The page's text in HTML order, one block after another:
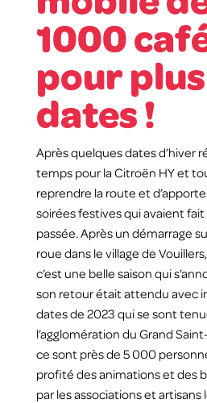
1000
pour
dates !
Après quelques dates d’hiver
temps pour la Citroën HY et
reprendre la route et
soirées festives qui avaient fait
passée. Après un démarrage
roue dans le village de
c’est une belle saison qui
son retour était attendu avec
dates de 2023 qui se sont
l’agglomération du Grand
ce sont près de 5 000
profité des animations et des
par les associations et artisans